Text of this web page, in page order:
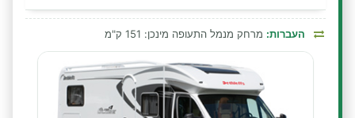
העברות: מרחק מנמל התעופה מינכן: 151 ק"מ